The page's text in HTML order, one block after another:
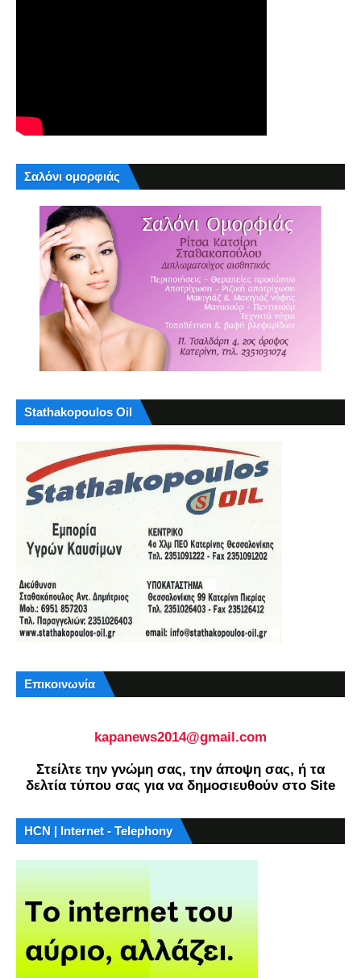
Σαλόνι ομορφιάς
Stathakopoulos Oil
Επικοινωνία
kapanews2014@gmail.com
Στείλτε την γνώμη σας, την άποψη σας, ή τα
δελτία τύπου σας για να δημοσιευθούν στο Site
HCN | Internet - Telephony